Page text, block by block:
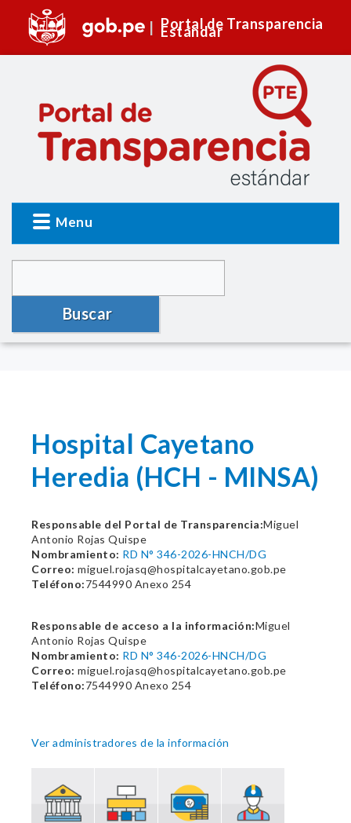
Portal de Transparencia
Estándar
Menu
Buscar
Hospital Cayetano
Heredia (HCH - MINSA)
Responsable del Portal de Transparencia:Miguel
Antonio Rojas Quispe
Nombramiento: RD N° 346-2026-HNCH/DG
Correo: miguel.rojasq@hospitalcayetano.gob.pe
Teléfono:7544990 Anexo 254
Responsable de acceso a la información:Miguel
Antonio Rojas Quispe
Nombramiento: RD N° 346-2026-HNCH/DG
Correo: miguel.rojasq@hospitalcayetano.gob.pe
Teléfono:7544990 Anexo 254
Ver administradores de la información